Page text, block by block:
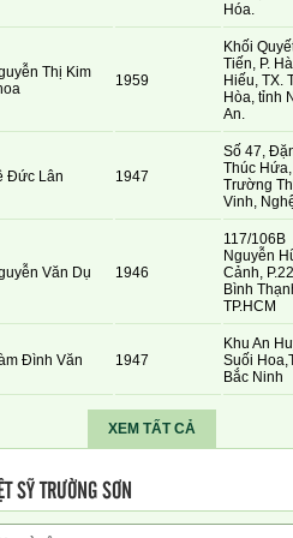
Hóa.
Thị Kim
1959
Khối
Tiến, P.
Hiếu, TX.
Hòa, tỉnh
An.
Đức Lân 1947
Số 47,
Thúc Hứa,
Trường
Vinh,
Văn Dụ 1946
117/106B
Nguyễn
Cảnh,
Bình
TP.HCM
Đình Văn 1947
Khu An
Suối
Bắc Ninh
XEM TẤT CẢ
SỸ TRƯỜNG SƠN